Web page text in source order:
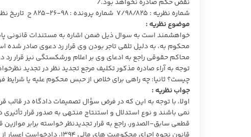
نقض حکم صادره نخواهد بود./
شماره نظریه : ۷/۹۸/۸۲۵ شماره پرونده : ۹۸-۲۶-۸۲۵ ح تاریخ نظریه : ۱۳۹۸/۰۹/۲۵
موضوع نظریه :
خواهشمند است به سوال ذیل ضمن اشاره به مستندات قانونی
محکوم به، به دلیل تلقی تاجر بودن وی قرار رد دعوی صادر
محاکم حقوقی راجع به ادعای وی بر اعلام ورشکستگی نیز قرار رد
توجه به آراء صادره مذکور تکلیف مرجع تجدید نظر در تجدید
چیست؟ ثانیا: چه راهی برای خلاص از حبس محکوم علیه یا
جواب نظریه :
اولا، با توجه به این که در فرض سؤال تصمیمات دادگاه در قالب
نمی باشند و نوع استدلال و استنتاج منتهی به صدور قرار تأثیری